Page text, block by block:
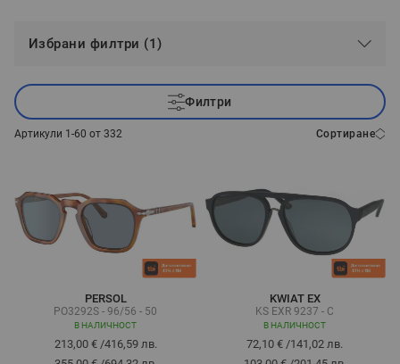
Избрани филтри (1)
Филтри
Артикули 1 -60 от 332 Сортиране
PERSOL
PO3292S - 96/56 - 50
В НАЛИЧНОСТ
213,00 €/416,59 лв.
KWIAT EX
KS EXR 9237 - C
В НАЛИЧНОСТ
72,10 € /141,02 лв.